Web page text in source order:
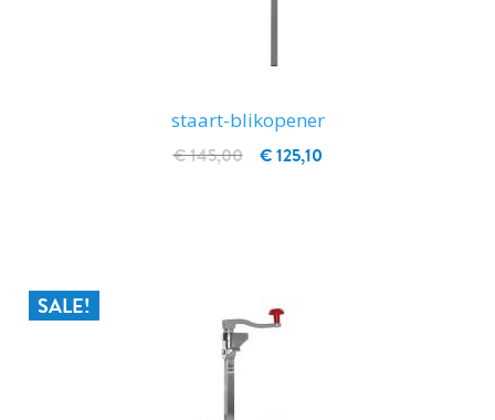
staart-blikopener
€ 125,10
€ 145,00
SALE!